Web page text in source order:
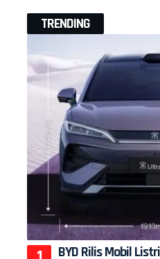
TRENDING
BYD Rilis Mobil